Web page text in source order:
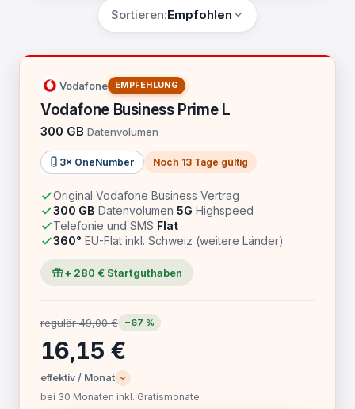
Sortieren:Empfohlen
Vodafone EMPFEHLUNG
Vodafone Business Prime L
300 GB Datenvolumen
3× OneNumber Noch 13 Tage gültig
Original Vodafone Business Vertrag
300 GB Datenvolumen 5G Highspeed
Telefonie und SMS Flat
360° EU-Flat inkl. Schweiz (weitere Länder)
+ 280 € Startguthaben
regulär 49,00 € −67 %
16,15 €
effektiv / Monat
bei 30 Monaten inkl. Gratismonate